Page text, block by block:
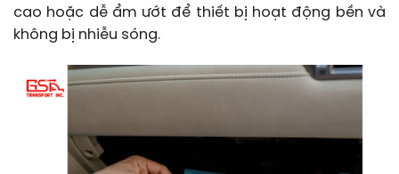
cao hoặc dễ ẩm ướt để thiết bị hoạt động bền và
không bị nhiễu sóng.